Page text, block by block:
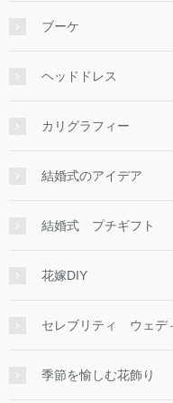
ブーケ
ヘッドドレス
カリグラフィー
結婚式のアイデア
結婚式 プチギフト
花嫁DIY
セレブリティ ウェデ
季節を愉しむ花飾り